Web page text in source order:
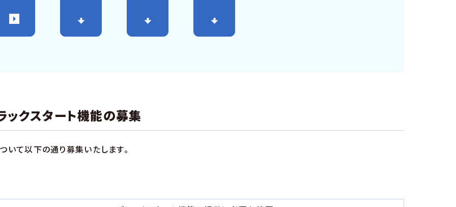
ックスタート機能の募集
いて以下の通り募集いたします。